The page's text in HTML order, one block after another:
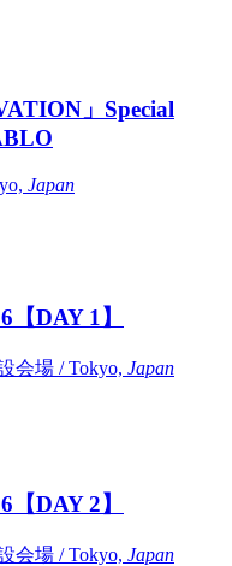
」Special
Japan
DAY 1】
会場 / Tokyo, Japan
DAY 2】
会場 / Tokyo, Japan